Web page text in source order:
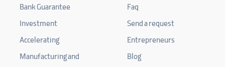
Bank Guarantee
Investment
Accelerating
Manufacturing and
Faq
Send a request
Entrepreneurs
Blog